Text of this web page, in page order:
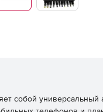
собой